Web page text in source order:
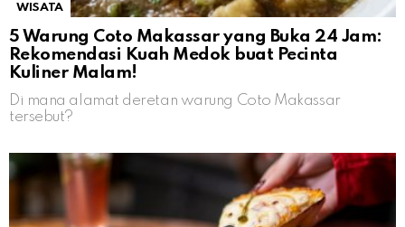
WISATA
5 Warung Coto Makassar yang Buka 24 Jam:
Rekomendasi Kuah Medok buat Pecinta
Kuliner Malam!
Di mana alamat deretan warung Coto Makassar
tersebut?